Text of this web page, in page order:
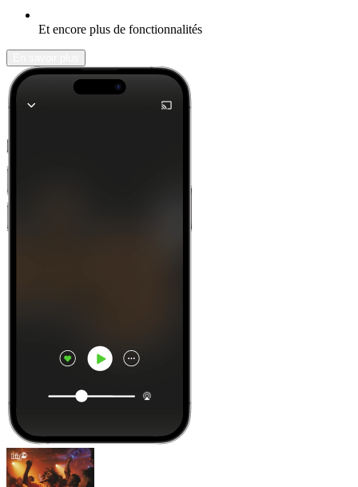
Et encore plus de fonctionnalités